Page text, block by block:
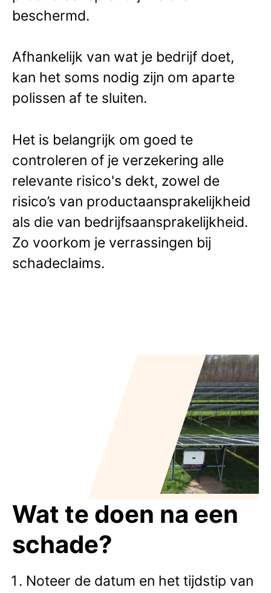
beschermd.
Afhankelijk van wat je bedrijf doet,
kan het soms nodig zijn om aparte
polissen af te sluiten.
Het is belangrijk om goed te
controleren of je verzekering alle
relevante risico's dekt, zowel de
risico’s van productaansprakelijkheid
als die van bedrijfsaansprakelijkheid.
Zo voorkom je verrassingen bij
schadeclaims.
Wat te doen na een
schade?
Noteer de datum en het tijdstip van